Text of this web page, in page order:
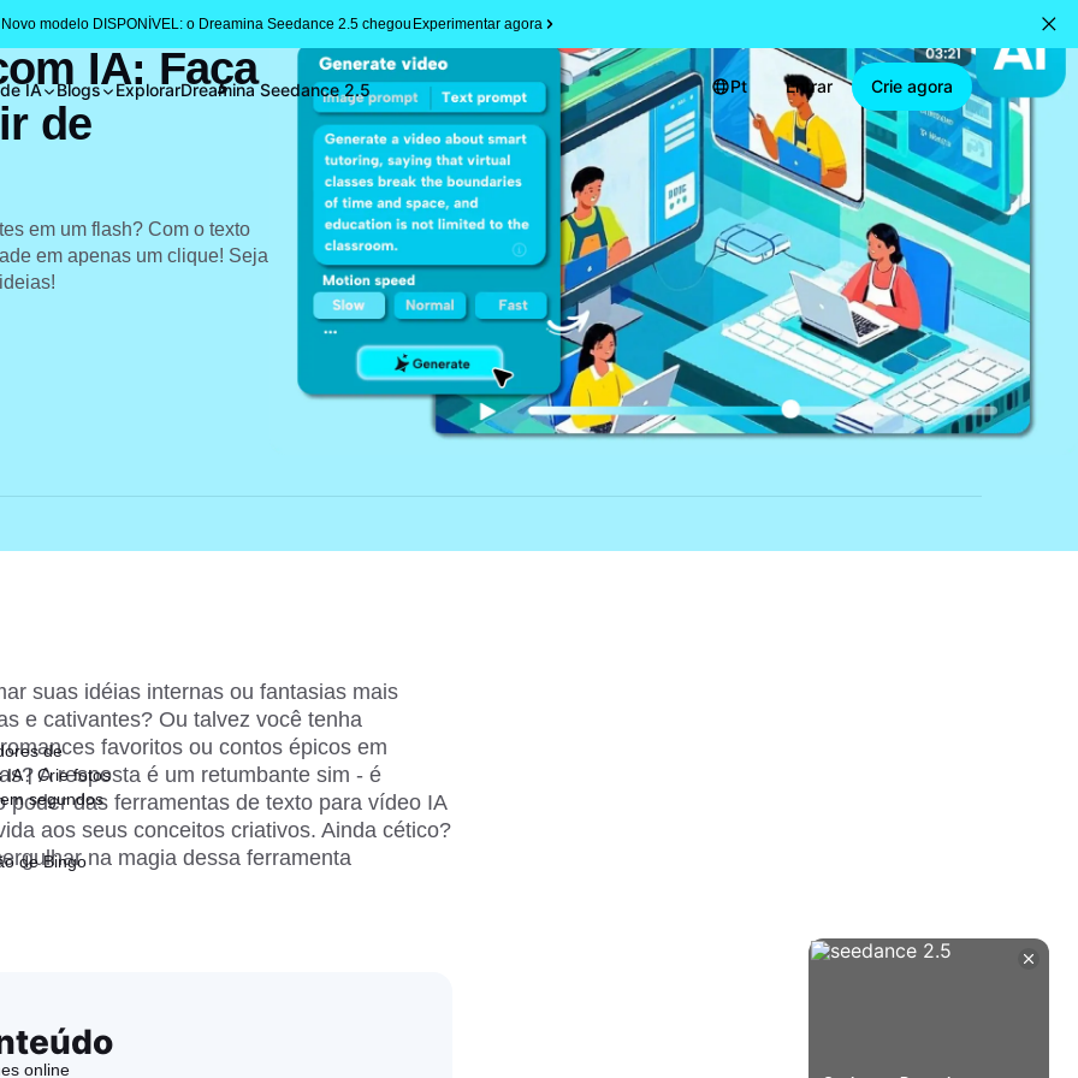
Novo modelo DISPONÍVEL: o Dreamina Seedance 2.5 chegouExperimentar agora
IA Blogs ExplorarDreamina Seedance 2.5 Pt Entrar Crie agora
IA: Faça
de
em um flash? Com o texto
em apenas um clique! Seja
suas idéias internas ou fantasias mais
e cativantes? Ou talvez você tenha
favoritos ou contos épicos em
A resposta é um retumbante sim - é
poder das ferramentas de texto para vídeo IA
aos seus conceitos criativos. Ainda cético?
na magia dessa ferramenta
de
IA | Crie fotos
segundos
de Bingo
online